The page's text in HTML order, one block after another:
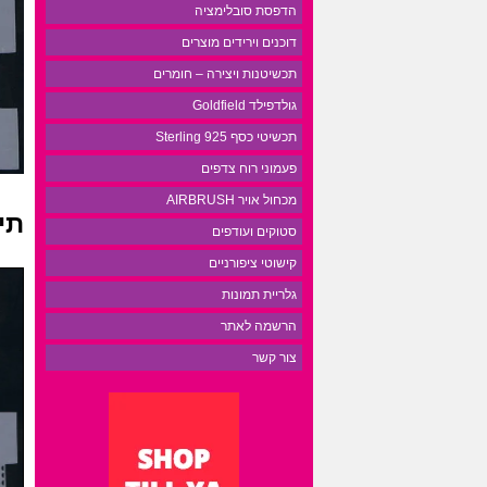
הדפסת סובלימציה
דוכנים וירידים מוצרים
תכשיטנות ויצירה – חומרים
גולדפילד Goldfield
תכשיטי כסף 925 Sterling
פעמוני רוח צדפים
מכחול אויר AIRBRUSH
סטוקים ועודפים
קישוטי ציפורניים
גלריית תמונות
הרשמה לאתר
צור קשר